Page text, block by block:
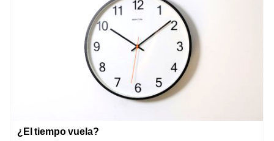
¿El tiempo vuela?